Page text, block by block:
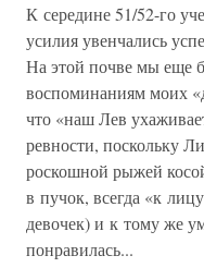
К середине 51/52-го
усилия увенчались
На этой почве мы еще
воспоминаниям моих
что «наш Лев
ревности, поскольку
роскошной рыжей
в пучок, всегда «к
девочек) и к тому же
понравилась...